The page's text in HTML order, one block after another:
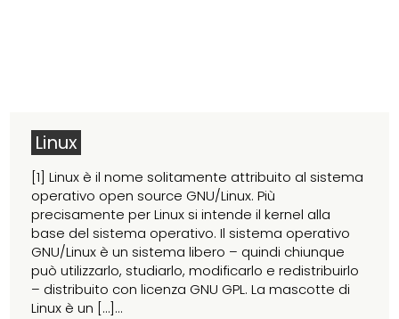
Linux
[1] Linux è il nome solitamente attribuito al sistema
operativo open source GNU/Linux. Più
precisamente per Linux si intende il kernel alla
base del sistema operativo. Il sistema operativo
GNU/Linux è un sistema libero – quindi chiunque
può utilizzarlo, studiarlo, modificarlo e redistribuirlo
– distribuito con licenza GNU GPL. La mascotte di
Linux è un […]...